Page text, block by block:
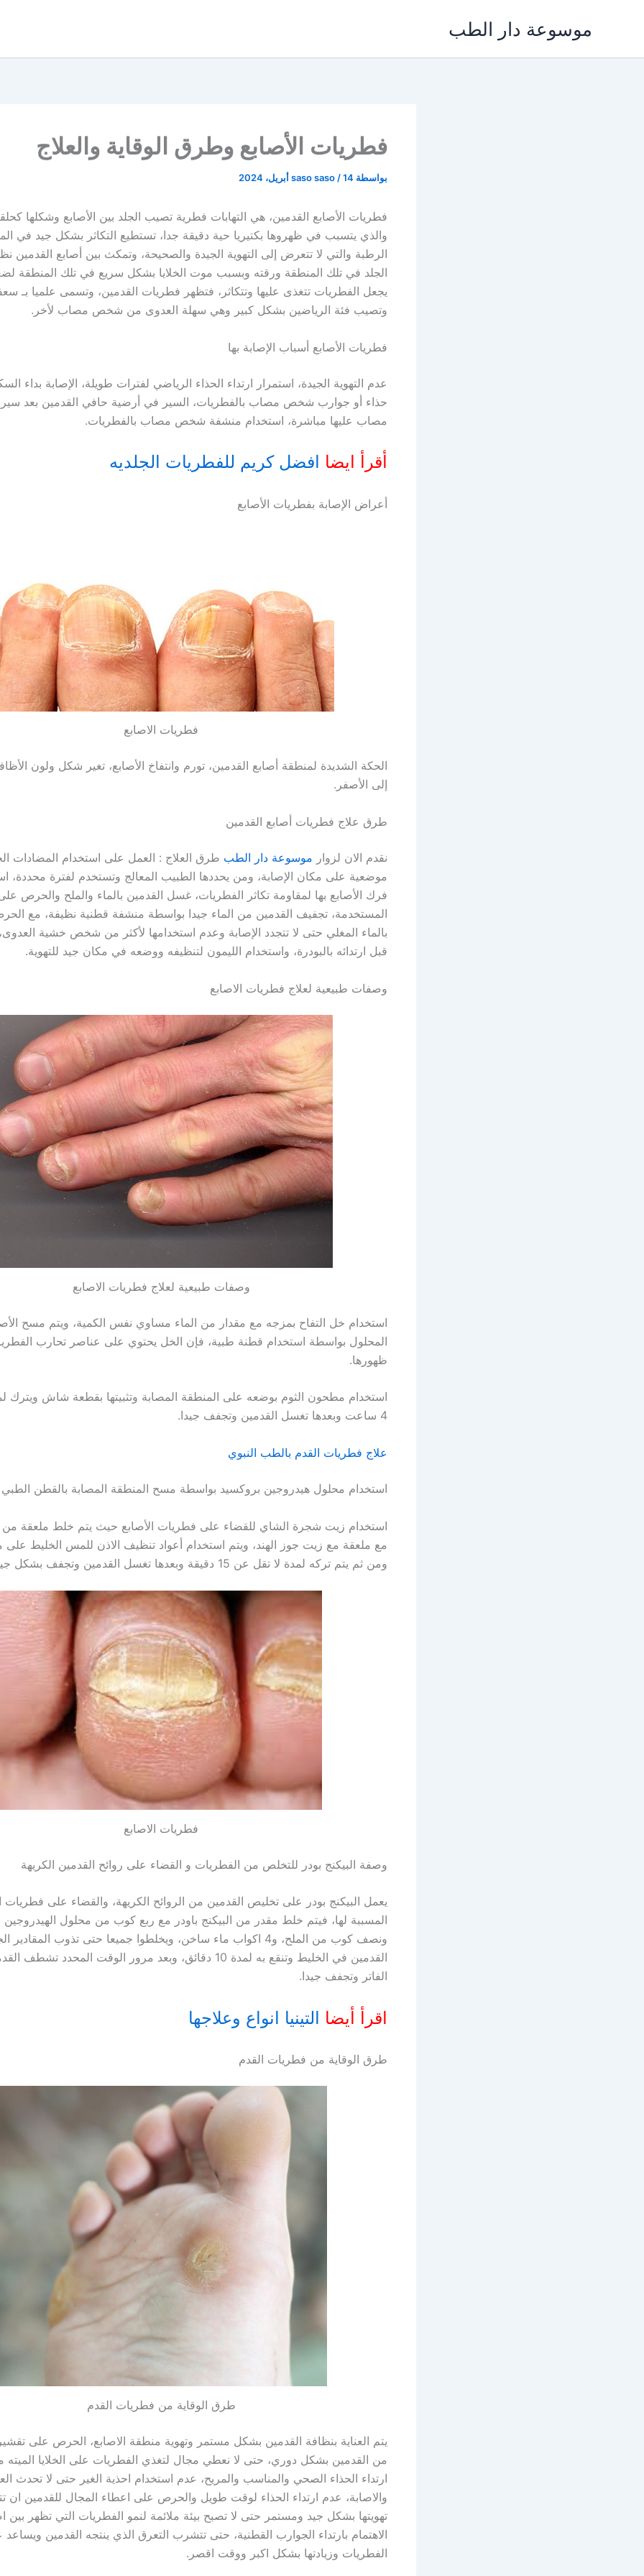
موسوعة دار الطب
فطريات الأصابع وطرق الوقاية والعلاج
بواسطة saso saso /14 أبريل، 2024
فطريات الأصابع القدمين، هي التهابات فطرية تصيب الجلد بين الأصابع وشكلها
والذي يتسبب في ظهروها بكتيريا حية دقيقة جدا، تستطيع التكاثر بشكل جيد في
الرطبة والتي لا تتعرض إلى التهوية الجيدة والصحيحة، وتمكث بين أصابع القدمين
الجلد في تلك المنطقة ورقته وبسبب موت الخلايا بشكل سريع في تلك المنطقة
يجعل الفطريات تتغذى عليها وتتكاثر، فتظهر فطريات القدمين، وتسمى علميا بـ
وتصيب فئة الرياضين بشكل كبير وهي سهلة العدوى من شخص مصاب لأخر.
فطريات الأصابع أسباب الإصابة بها
عدم التهوية الجيدة، استمرار ارتداء الحذاء الرياضي لفترات طويلة، الإصابة بداء
حذاء أو جوارب شخص مصاب بالفطريات، السير في أرضية حافي القدمين بعد
مصاب عليها مباشرة، استخدام منشفة شخص مصاب بالفطريات.
أقرأ ايضا افضل كريم للفطريات الجلديه
أعراض الإصابة بفطريات الأصابع
فطريات الاصابع
الحكة الشديدة لمنطقة أصابع القدمين، تورم وانتفاخ الأصابع، تغير شكل ولون
إلى الأصفر.
طرق علاج فطريات أصابع القدمين
نقدم الان لزوار موسوعة دار الطب طرق العلاج : العمل على استخدام المضادات
موضعية على مكان الإصابة، ومن يحددها الطبيب المعالج وتستخدم لفترة محددة،
فرك الأصابع بها لمقاومة تكاثر الفطريات، غسل القدمين بالماء والملح والحرص
المستخدمة، تجفيف القدمين من الماء جيدا بواسطة منشفة قطنية نظيفة، مع
بالماء المغلي حتى لا تتجدد الإصابة وعدم استخدامها لأكثر من شخص خشية
قبل ارتدائه بالبودرة، واستخدام الليمون لتنظيفه ووضعه في مكان جيد للتهوية.
وصفات طبيعية لعلاج فطريات الاصابع
وصفات طبيعية لعلاج فطريات الاصابع
استخدام خل التفاح بمزجه مع مقدار من الماء مساوي نفس الكمية، ويتم مسح
المحلول بواسطة استخدام قطنة طبية، فإن الخل يحتوي على عناصر تحارب
ظهورها.
استخدام مطحون الثوم بوضعه على المنطقة المصابة وتثبيتها بقطعة شاش ويترك
4 ساعت وبعدها تغسل القدمين وتجفف جيدا.
علاج فطريات القدم بالطب النبوي
استخدام محلول هيدروجين بروكسيد بواسطة مسح المنطقة المصابة بالقطن الطبي
استخدام زيت شجرة الشاي للقضاء على فطريات الأصابع حيث يتم خلط ملعقة
مع ملعقة مع زيت جوز الهند، ويتم استخدام أعواد تنظيف الاذن للمس الخليط على
ومن ثم يتم تركه لمدة لا تقل عن 15 دقيقة وبعدها تغسل القدمين وتجفف بشكل جيد.
فطريات الاصابع
وصفة البيكنج بودر للتخلص من الفطريات و القضاء على روائح القدمين الكريهة
يعمل البيكنج بودر على تخليص القدمين من الروائح الكريهة، والقضاء على فطريات
المسببة لها، فيتم خلط مقدر من البيكنج باودر مع ربع كوب من محلول الهيدروجين
ونصف كوب من الملح، و4 اكواب ماء ساخن، ويخلطوا جميعا حتى تذوب
القدمين في الخليط وتنقع به لمدة 10 دقائق، وبعد مرور الوقت المحدد
الفاتر وتجفف جيدا.
اقرأ أيضا التينيا انواع وعلاجها
طرق الوقاية من فطريات القدم
طرق الوقاية من فطريات القدم
يتم العناية بنظافة القدمين بشكل مستمر وتهوية منطقة الاصابع، الحرص على
من القدمين بشكل دوري، حتى لا نعطي مجال لتغذي الفطريات على الخلايا الميته ما
ارتداء الحذاء الصحي والمناسب والمريح، عدم استخدام احذية الغير حتى لا تحدث
والاصابة، عدم ارتداء الحذاء لوقت طويل والحرص على اعطاء المجال للقدمين ان
تهويتها بشكل جيد ومستمر حتى لا تصبح بيئة ملائمة لنمو الفطريات التي تظهر بين
الاهتمام بارتداء الجوارب القطنية، حتى تتشرب التعرق الذي ينتجه القدمين
الفطريات وزيادتها بشكل اكبر ووقت اقصر.